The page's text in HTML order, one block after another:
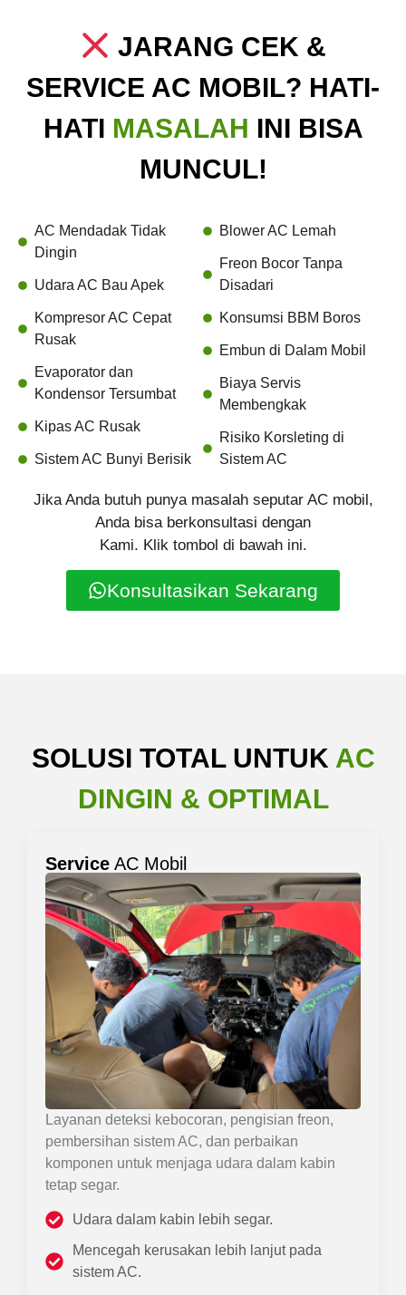
JARANG CEK &
SERVICE AC MOBIL? HATI-
HATI MASALAH INI BISA
MUNCUL!
AC Mendadak Tidak
Dingin
Udara AC Bau Apek
Kompresor AC Cepat
Rusak
Evaporator dan
Kondensor Tersumbat
Kipas AC Rusak
Sistem AC Bunyi Berisik
Blower AC Lemah
Freon Bocor Tanpa
Disadari
Konsumsi BBM Boros
Embun di Dalam Mobil
Biaya Servis
Membengkak
Risiko Korsleting di
Sistem AC
Jika Anda butuh punya masalah seputar AC mobil,
Anda bisa berkonsultasi dengan
Kami. Klik tombol di bawah ini.
Konsultasikan Sekarang
SOLUSI TOTAL UNTUK AC
DINGIN & OPTIMAL
Service AC Mobil
Layanan deteksi kebocoran, pengisian freon,
pembersihan sistem AC, dan perbaikan
komponen untuk menjaga udara dalam kabin
tetap segar.
Udara dalam kabin lebih segar.
Mencegah kerusakan lebih lanjut pada
sistem AC.